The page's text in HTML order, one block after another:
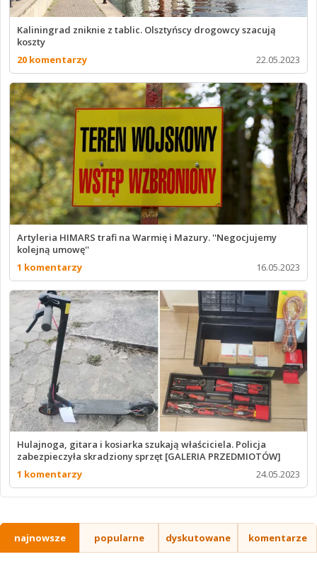
Kaliningrad zniknie z tablic. Olsztyńscy drogowcy szacują
koszty
20 komentarzy
22.05.2023
Artyleria HIMARS trafi na Warmię i Mazury. ''Negocjujemy
kolejną umowę''
1 komentarzy
16.05.2023
Hulajnoga, gitara i kosiarka szukają właściciela. Policja
zabezpieczyła skradziony sprzęt [GALERIA PRZEDMIOTÓW]
1 komentarzy
24.05.2023
najnowsze popularne dyskutowane komentarze